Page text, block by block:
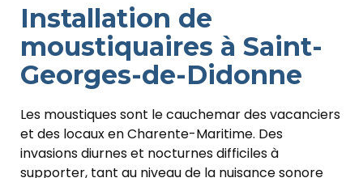
Installation de
moustiquaires à Saint-
Georges-de-Didonne
Les moustiques sont le cauchemar des vacanciers
et des locaux en Charente-Maritime. Des
invasions diurnes et nocturnes difficiles à
supporter, tant au niveau de la nuisance sonore